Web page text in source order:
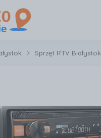
Sprzęt RTV Białystok